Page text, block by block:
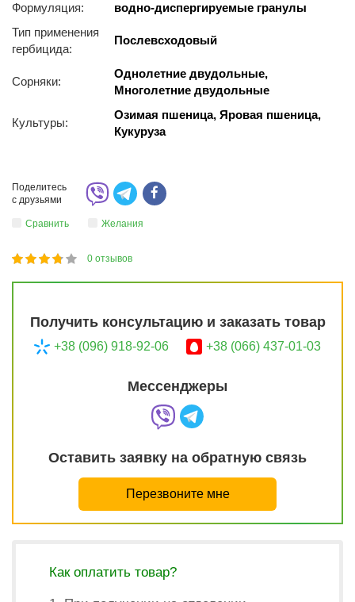
Формуляция:
водно-диспергируемые гранулы
Тип применения
гербицида:
Послевсходовый
Сорняки:
Однолетние двудольные,
Многолетние двудольные
Культуры:
Озимая пшеница, Яровая пшеница,
Кукуруза
Поделитесь
с друзьями
Сравнить Желания
73
1
2
3
4
5 0 отзывов
Получить консультацию и заказать товар
+38 (096) 918-92-06 +38 (066) 437-01-03
Мессенджеры
Оставить заявку на обратную связь
Перезвоните мне
Как оплатить товар?